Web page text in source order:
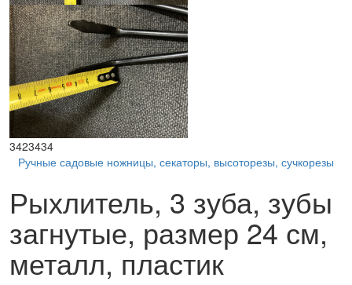
3423434
Ручные садовые ножницы, секаторы, высоторезы, сучкорезы
Рыхлитель, 3 зуба, зубы
загнутые, размер 24 см,
металл, пластик